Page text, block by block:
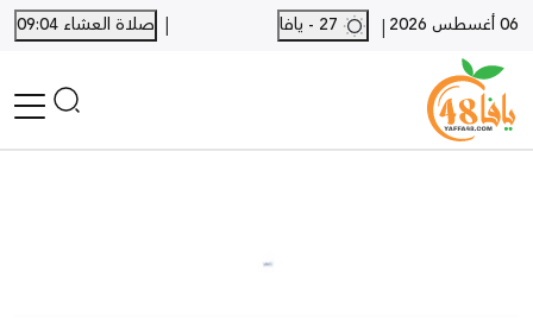
06 أغسطس 2026 |
| صلاة العشاء 09:04